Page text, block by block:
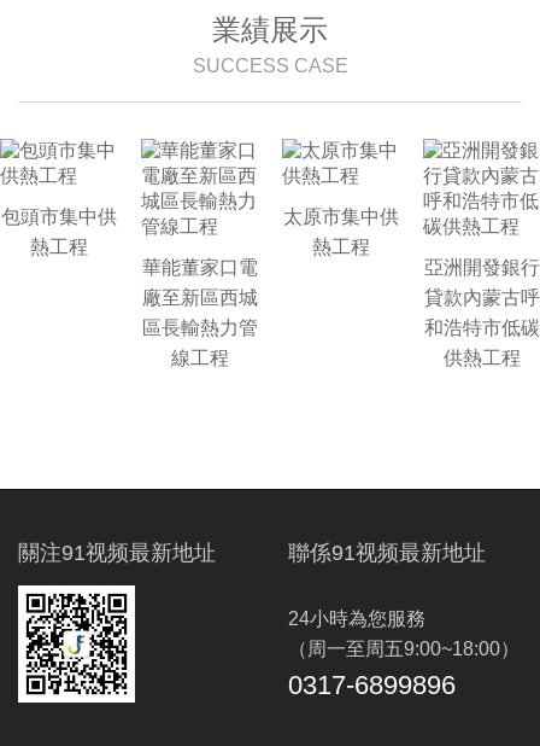
業績展示
SUCCESS CASE
包頭市集中供
熱工程
華能董家口電
廠至新區西城
區長輸熱力管
線工程
太原市集中供
熱工程
亞洲開發銀行
貸款內蒙古呼
和浩特市低碳
供熱工程
關注91视频最新地址 聯係91视频最新地址
24小時為您服務
（周一至周五9:00~18:00）
0317-6899896